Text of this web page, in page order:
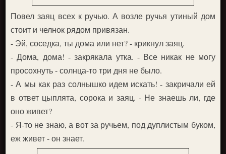
Повел заяц всех к ручью. А возле ручья утиный дом
стоит и челнок рядом привязан.
- Эй, соседка, ты дома или нет? - крикнул заяц.
- Дома, дома! - закрякала утка. - Все никак не могу
просохнуть - солнца-то три дня не было.
- А мы как раз солнышко идем искать! - закричали ей
в ответ цыплята, сорока и заяц. - Не знаешь ли, где
оно живет?
- Я-то не знаю, а вот за ручьем, под дуплистым буком,
еж живет - он знает.